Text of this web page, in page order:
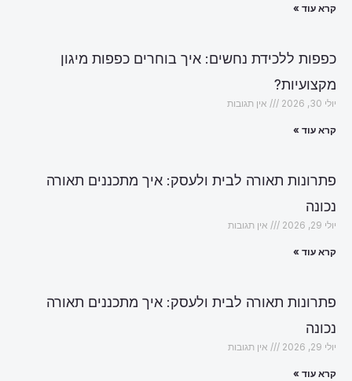
קרא עוד »
כפפות ללכידת נחשים: איך בוחרים כפפות מיגון
מקצועיות?
יולי 30, 2026 אין תגובות
קרא עוד »
פתרונות תאורה לבית ולעסק: איך מתכננים תאורה
נכונה
יולי 29, 2026 אין תגובות
קרא עוד »
פתרונות תאורה לבית ולעסק: איך מתכננים תאורה
נכונה
יולי 29, 2026 אין תגובות
קרא עוד »